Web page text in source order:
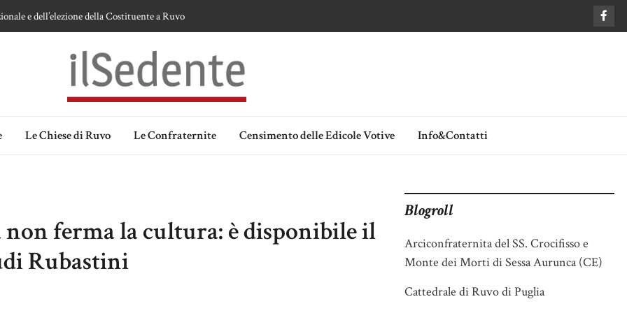
e dell’elezione della Costituente a Ruvo
Madonna delle Grazie di Ruvo di Puglia
Ipotesi e memorie.
Le Chiese di Ruvo Le Confraternite Censimento delle Edicole Votive Info&Contatti
ferma la cultura: è disponibile il
Rubastini
Blogroll
Arciconfraternita del SS. Crocifisso e
Monte dei Morti di Sessa Aurunca (CE)
Cattedrale di Ruvo di Puglia